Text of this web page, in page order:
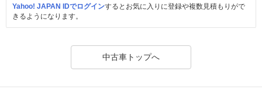
Yahoo! JAPAN IDでログインするとお気に入りに登録や複数見積もりがで
きるようになります。
中古車トップへ